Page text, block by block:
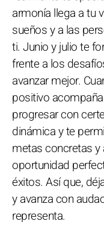
armonía llega a tu
sueños y a las
ti. Junio y julio te
frente a los
avanzar mejor.
positivo
progresar con
dinámica y te
metas concretas
oportunidad
éxitos. Así que,
y avanza con
representa.